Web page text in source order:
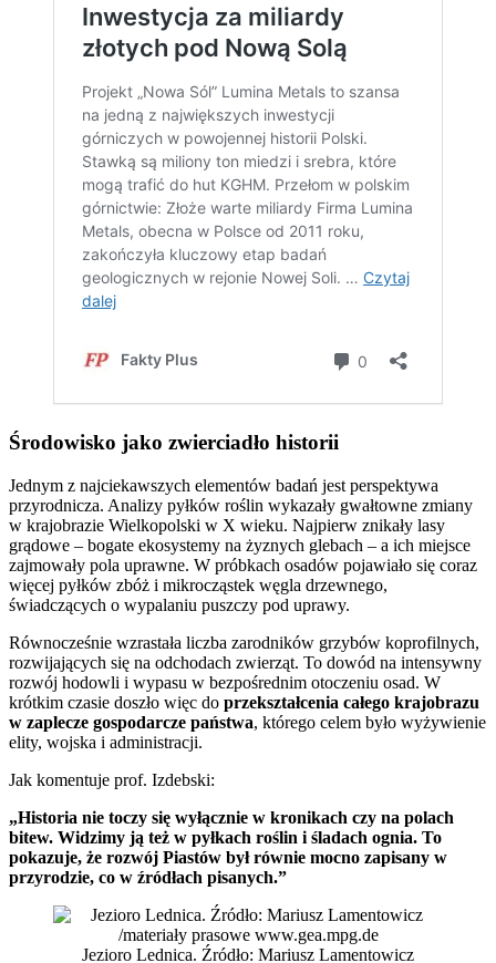
Środowisko jako zwierciadło historii
Jednym z najciekawszych elementów badań jest perspektywa
przyrodnicza. Analizy pyłków roślin wykazały gwałtowne zmiany
w krajobrazie Wielkopolski w X wieku. Najpierw znikały lasy
grądowe – bogate ekosystemy na żyznych glebach – a ich miejsce
zajmowały pola uprawne. W próbkach osadów pojawiało się coraz
więcej pyłków zbóż i mikrocząstek węgla drzewnego,
świadczących o wypalaniu puszczy pod uprawy.
Równocześnie wzrastała liczba zarodników grzybów koprofilnych,
rozwijających się na odchodach zwierząt. To dowód na intensywny
rozwój hodowli i wypasu w bezpośrednim otoczeniu osad. W
krótkim czasie doszło więc do przekształcenia całego krajobrazu
w zaplecze gospodarcze państwa, którego celem było wyżywienie
elity, wojska i administracji.
Jak komentuje prof. Izdebski:
„Historia nie toczy się wyłącznie w kronikach czy na polach
bitew. Widzimy ją też w pyłkach roślin i śladach ognia. To
pokazuje, że rozwój Piastów był równie mocno zapisany w
przyrodzie, co w źródłach pisanych.”
Jezioro Lednica. Źródło: Mariusz Lamentowicz